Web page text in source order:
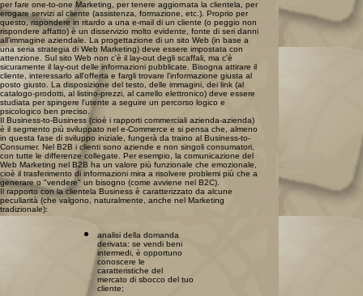
per fare one-to-one Marketing, per tenere aggiornata la clientela, per
erogare servizi al cliente (assistenza, formazione, etc.). Proprio per
questo, rispondere in ritardo a una e-mail di un cliente (o peggio non
rispondere affatto) è un disservizio molto evidente, fonte di seri danni
all'immagine aziendale. La progettazione di un sito Web (in base a
una seria strategia di Web Marketing) deve essere impostata con
attenzione. Sul sito Web non c'è il lay-out degli scaffali, ma c'è
sicuramente il lay-out delle informazioni pubblicate. Bisogna attirare il
cliente, interessarlo all'offerta e fargli trovare l'informazione giusta al
posto giusto. La disposizione del testo, delle immagini, dei link (al
catalogo-prodotti, al listino-prezzi, al carrello elettronico) deve essere
studiata per spingere l'utente a seguire un percorso logico e
psicologico ben preciso.
Il Business-to-Business (cioè i rapporti commerciali azienda-azienda)
è il segmento più sviluppato nel e-Commerce e si pensa che, almeno
in questa fase di sviluppo iniziale, fungerà da traino al Business-to-
Consumer. Nel B2B i clienti sono aziende e non singoli consumatori,
con tutte le differenze collegate. Per esempio, la comunicazione del
Web Marketing nel B2B ha un valore più funzionale che emozionale,
cioè il trasferimento di informazioni mira a risolvere problemi più che a
generare o "vendere" un bisogno (come avviene nel B2C).
Il rapporto con la clientela Business è caratterizzato da alcune
peculiarità (che valgono, naturalmente, anche nel Marketing
tradizionale):
analisi della domanda
derivata: se vendi beni
intermedi, è opportuno
conoscere le
caratteristiche del
mercato di sbocco del tuo
cliente;